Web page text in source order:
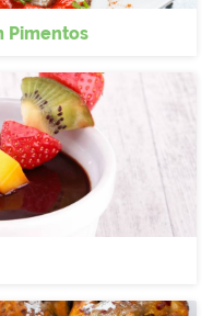
Pimentos